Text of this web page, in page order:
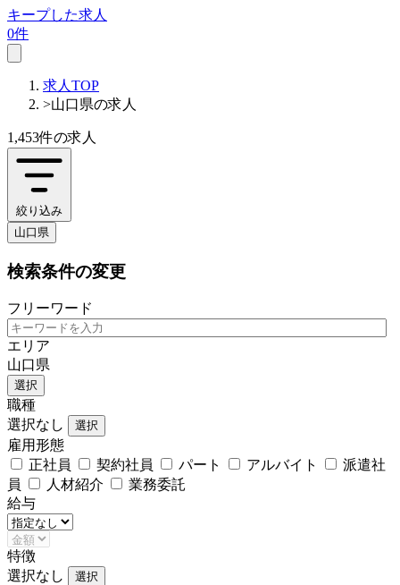
キープした求人
0件
求人TOP
>山口県の求人
1,453件の求人
絞り込み
山口県
検索条件の変更
フリーワード
エリア
山口県
選択
職種
選択なし
選択
雇用形態
正社員
契約社員 パート アルバイト
派遣社
員
人材紹介
業務委託
給与
特徴
選択なし
選択